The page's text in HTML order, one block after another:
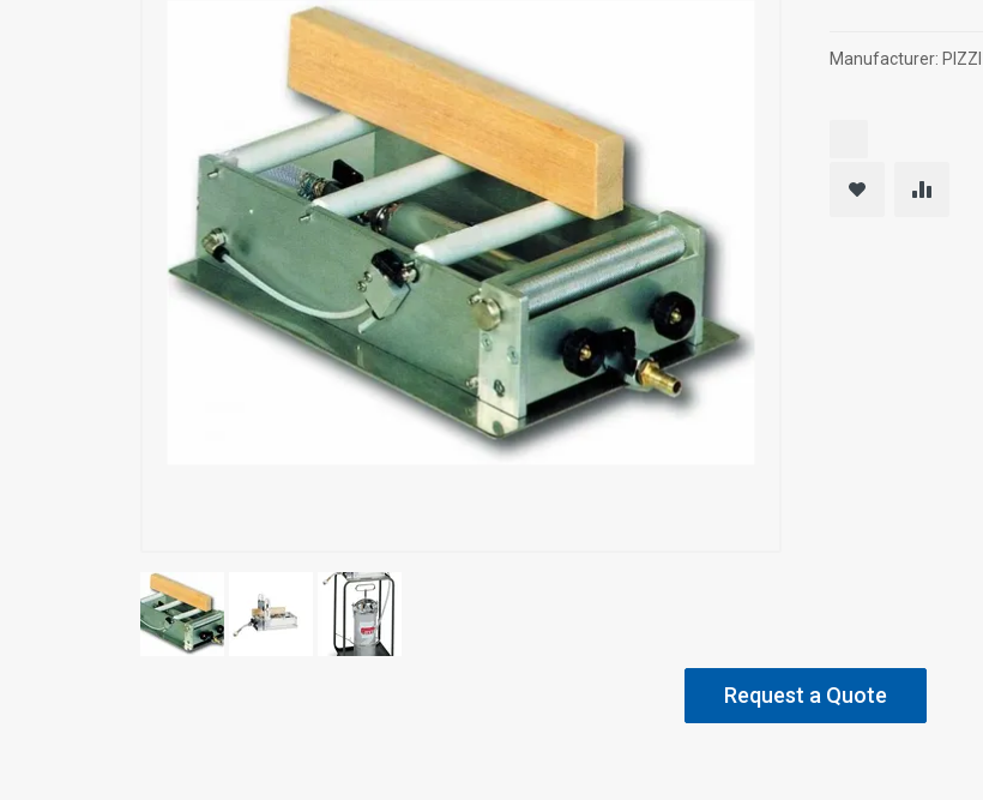
Accessories - Tool Materials
Wood Repair System
Pneumatic Tools
Power Tools
Battery Tools
Manufacturer: PIZZI
Request a Quote